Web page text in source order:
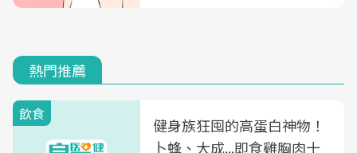
熱門推薦
飲食
健身族狂囤的高蛋白神物！
卜蜂、大成...即食雞胸肉十